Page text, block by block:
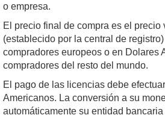
o empresa.
El precio final de compra es el precio
(establecido por la central de
compradores europeos o en Dolares
compradores del resto del mundo.
El pago de las licencias debe
Americanos. La conversión a su
automáticamente su entidad